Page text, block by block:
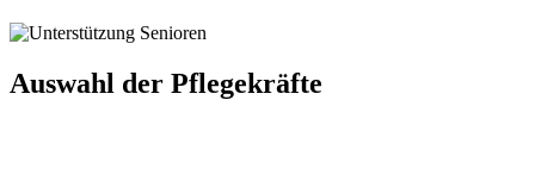
Auswahl der Pflegekräfte